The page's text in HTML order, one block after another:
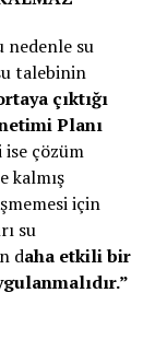
nedenle su
talebinin
çıktığı
Planı
ise çözüm
kalmış
için
su
daha etkili bir